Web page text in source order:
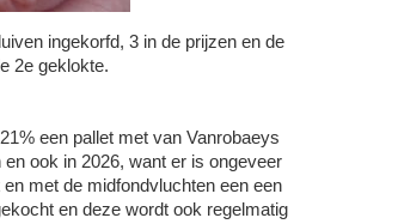
ingekorfd, 3 in de prijzen en de
2e geklokte.
een pallet met van Vanrobaeys
ook in 2026, want er is ongeveer
met de midfondvluchten een een
en deze wordt ook regelmatig